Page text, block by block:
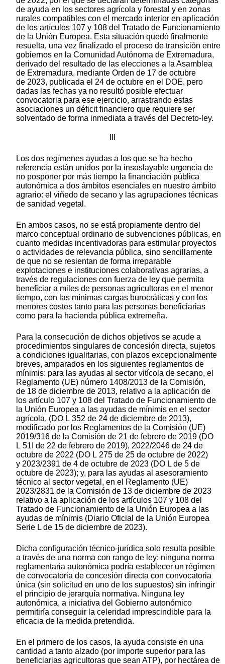
de ayuda en los sectores agrícola y forestal y en zonas
rurales compatibles con el mercado interior en aplicación
de los artículos 107 y 108 del Tratado de Funcionamiento
de la Unión Europea. Esta situación quedó finalmente
resuelta, una vez finalizado el proceso de transición entre
gobiernos en la Comunidad Autónoma de Extremadura,
derivado del resultado de las elecciones a la Asamblea
de Extremadura, mediante Orden de 17 de octubre
de 2023, publicada el 24 de octubre en el DOE, pero
dadas las fechas ya no resultó posible efectuar
convocatoria para ese ejercicio, arrastrando estas
asociaciones un déficit financiero que requiere ser
solventado de forma inmediata a través del Decreto-ley.
Los dos regímenes ayudas a los que se ha hecho
referencia están unidos por la insoslayable urgencia de
no posponer por más tiempo la financiación pública
autonómica a dos ámbitos esenciales en nuestro ámbito
agrario: el viñedo de secano y las agrupaciones técnicas
de sanidad vegetal.
En ambos casos, no se está propiamente dentro del
marco conceptual ordinario de subvenciones públicas, en
cuanto medidas incentivadoras para estimular proyectos
o actividades de relevancia pública, sino sencillamente
de que no se resientan de forma irreparable
explotaciones e instituciones colaborativas agrarias, a
través de regulaciones con fuerza de ley que permita
beneficiar a miles de personas agricultoras en el menor
tiempo, con las mínimas cargas burocráticas y con los
menores costes tanto para las personas beneficiarias
como para la hacienda pública extremeña.
Para la consecución de dichos objetivos se acude a
procedimientos singulares de concesión directa, sujetos
a condiciones igualitarias, con plazos excepcionalmente
breves, amparados en los siguientes reglamentos de
mínimis: para las ayudas al sector vitícola de secano, el
Reglamento (UE) número 1408/2013 de la Comisión,
de 18 de diciembre de 2013, relativo a la aplicación de
los artículo 107 y 108 del Tratado de Funcionamiento de
la Unión Europea a las ayudas de mínimis en el sector
agrícola, (DO L 352 de 24 de diciembre de 2013),
modificado por los Reglamentos de la Comisión (UE)
2019/316 de la Comisión de 21 de febrero de 2019 (DO
L 51I de 22 de febrero de 2019), 2022/2046 de 24 de
octubre de 2022 (DO L 275 de 25 de octubre de 2022)
y 2023/2391 de 4 de octubre de 2023 (DO L de 5 de
octubre de 2023); y, para las ayudas al asesoramiento
técnico al sector vegetal, en el Reglamento (UE)
2023/2831 de la Comisión de 13 de diciembre de 2023
relativo a la aplicación de los artículos 107 y 108 del
Tratado de Funcionamiento de la Unión Europea a las
ayudas de mínimis (Diario Oficial de la Unión Europea
Serie L de 15 de diciembre de 2023).
Dicha configuración técnico-jurídica solo resulta posible
a través de una norma con rango de ley: ninguna norma
reglamentaria autonómica podría establecer un régimen
de convocatoria de concesión directa con convocatoria
única (sin solicitud en uno de los supuestos) sin infringir
el principio de jerarquía normativa. Ninguna ley
autonómica, a iniciativa del Gobierno autonómico
permitiría conseguir la celeridad imprescindible para la
eficacia de la medida pretendida.
En el primero de los casos, la ayuda consiste en una
cantidad a tanto alzado (por importe superior para las
beneficiarias agricultoras que sean ATP), por hectárea de